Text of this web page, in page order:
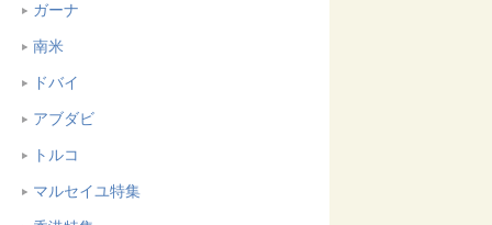
ガーナ
南米
ドバイ
アブダビ
トルコ
マルセイユ特集